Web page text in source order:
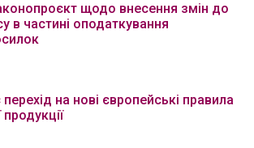
щодо внесення змін до
в частині оподаткування
перехід на нові європейські правила